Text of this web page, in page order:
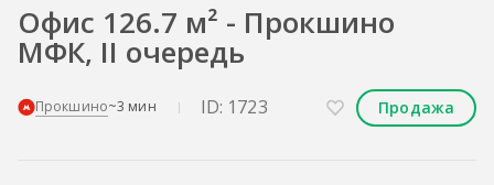
Офис 126.7 м² - Прокшино
МФК, II очередь
Прокшино~3 мин ID: 1723 Продажа